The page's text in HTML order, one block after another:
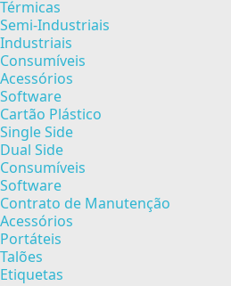
Térmicas
Semi-Industriais
Industriais
Consumíveis
Acessórios
Software
Cartão Plástico
Single Side
Dual Side
Consumíveis
Software
Contrato de Manutenção
Acessórios
Portáteis
Talões
Etiquetas